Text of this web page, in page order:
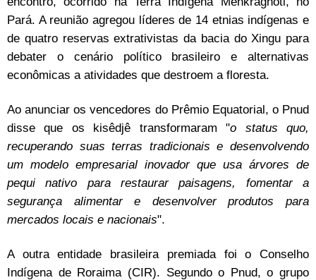
Pará. A reunião agregou líderes de 14 etnias indígenas e
de quatro reservas extrativistas da bacia do Xingu para
debater o cenário político brasileiro e alternativas
econômicas a atividades que destroem a floresta.
Ao anunciar os vencedores do Prêmio Equatorial, o Pnud
disse que os kisêdjê transformaram "o status quo,
recuperando suas terras tradicionais e desenvolvendo
um modelo empresarial inovador que usa árvores de
pequi nativo para restaurar paisagens, fomentar a
segurança alimentar e desenvolver produtos para
mercados locais e nacionais".
A outra entidade brasileira premiada foi o Conselho
Indígena de Roraima (CIR). Segundo o Pnud, o grupo